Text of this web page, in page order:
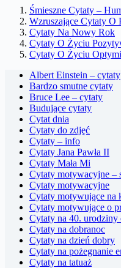
Śmieszne Cytaty –
Wzruszające Cytaty O
Cytaty Na Nowy Rok
Cytaty O Życiu
Cytaty O Życiu
Albert Einstein – cytaty
Bardzo smutne cytaty
Bruce Lee – cytaty
Budujące cytaty
Cytat dnia
Cytaty do zdjęć
Cytaty – info
Cytaty Jana Pawła II
Cytaty Mała Mi
Cytaty motywacyjne –
Cytaty motywacyjne
Cytaty motywujące na
Cytaty motywujące o
Cytaty na 40. urodziny
Cytaty na dobranoc
Cytaty na dzień dobry
Cytaty na pożegnanie
Cytaty na tatuaż